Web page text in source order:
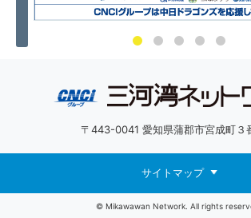
〒443-0041 愛知県蒲郡市宮成町３
サイトマップ
© Mikawawan Network. All rights